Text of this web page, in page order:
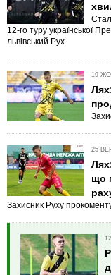
12-го туру української
львівський Рух.
19
25
що
Захисник Руху